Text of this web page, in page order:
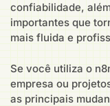
confiabilidade,
importantes que
mais fluida e
Se você utiliza o
empresa ou
as principais